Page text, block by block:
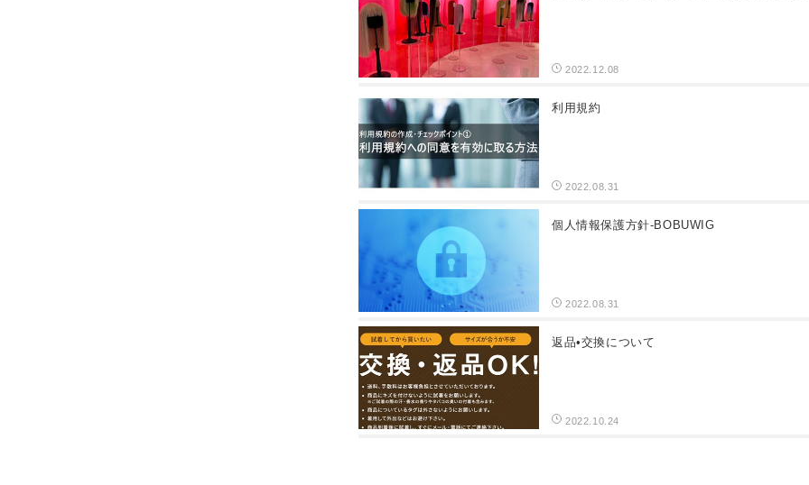
2022.12.08
利用規約
2022.08.31
個人情報保護方針-BOBUWIG
2022.08.31
返品•交換について
2022.10.24